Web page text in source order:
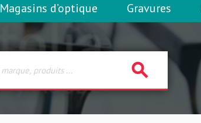
Magasins d’optique Gravures
search